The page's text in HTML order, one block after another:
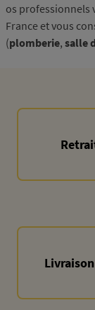
os professionnels
France et vous
(plomberie, salle